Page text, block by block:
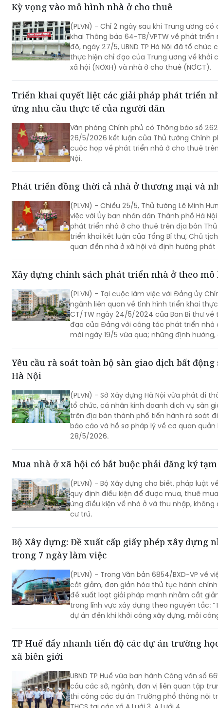
Kỳ vọng vào mô hình nhà ở cho thuê
(PLVN) - Chỉ 2 ngày sau khi Trung ương
khai Thông báo 64-TB/VPTW về phát
đô, ngày 27/5, UBND TP Hà Nội đã tổ chức
thực hiện chỉ đạo của Trung ương về khởi
xã hội (NƠXH) và nhà ở cho thuê (NƠCT).
Triển khai quyết liệt các giải pháp phát triển
ứng nhu cầu thực tế của người dân
Văn phòng Chính phủ có Thông báo số
26/5/2026 kết luận của Thủ tướng Chính
cuộc họp về phát triển nhà ở cho thuê
Nội.
Phát triển đồng thời cả nhà ở thương mại và
(PLVN) - Chiều 25/5, Thủ tướng Lê Minh
việc với Ủy ban nhân dân Thành phố Hà
phát triển nhà ở cho thuê trên địa bàn
triển khai kết luận của Tổng Bí thư, Chủ
quan đến nhà ở xã hội và định hướng
Xây dựng chính sách phát triển nhà ở theo
(PLVN) - Tại cuộc làm việc với Đảng ủy
ngành liên quan về tình hình triển khai
CT/TW ngày 24/5/2024 của Ban Bí thư về
đạo của Đảng với công tác phát triển nhà
mới ngày 19/5 vừa qua; những định
Yêu cầu rà soát toàn bộ sàn giao dịch bất
Hà Nội
(PLVN) - Sở Xây dựng Hà Nội vừa phát đi
tổ chức, cá nhân kinh doanh dịch vụ sàn
trên địa bàn thành phố tiến hành rà soát
báo cáo và hồ sơ pháp lý về cơ quan
28/5/2026.
Mua nhà ở xã hội có bắt buộc phải đăng ký
(PLVN) - Bộ Xây dựng cho biết, pháp luật
quy định điều kiện để được mua, thuê
ứng điều kiện về nhà ở và thu nhập, không
cư trú.
Bộ Xây dựng: Đề xuất cấp giấy phép xây dựng
trong 7 ngày làm việc
(PLVN) - Trong Văn bản 6854/BXD-VP về
cắt giảm, đơn giản hóa thủ tục hành chính
đề xuất loạt giải pháp mạnh nhằm cắt
trong lĩnh vực xây dựng theo nguyên tắc:
dự án đến khi khởi công xây dựng, mỗi
TP Huế đẩy nhanh tiến độ các dự án trường
xã biên giới
UBND TP Huế vừa ban hành Công văn số
cầu các sở, ngành, đơn vị liên quan tập
thi công các dự án Trường phổ thông nội